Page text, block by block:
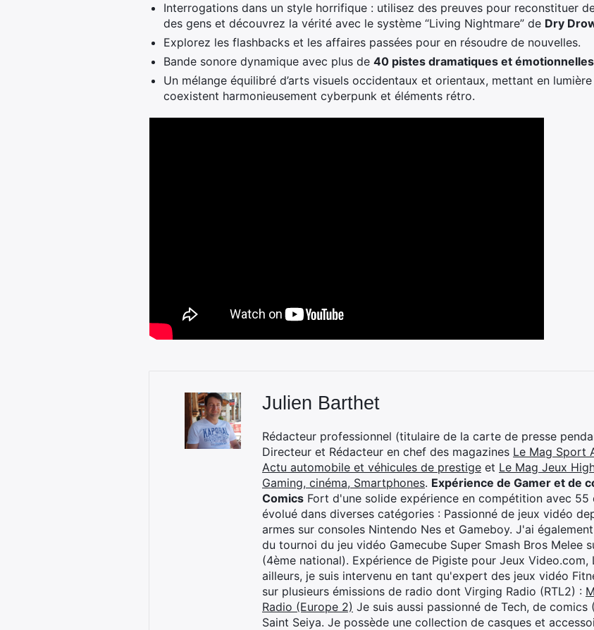
Interrogations dans un style horrifique : utilisez des preuves pour reconstituer
des gens et découvrez la vérité avec le système “Living Nightmare” de Dry
Explorez les flashbacks et les affaires passées pour en résoudre de nouvelles.
Bande sonore dynamique avec plus de 40 pistes dramatiques et émotionnelles
Un mélange équilibré d’arts visuels occidentaux et orientaux, mettant en
coexistent harmonieusement cyberpunk et éléments rétro.
Julien Barthet
Rédacteur professionnel (titulaire de la carte de presse
Directeur et Rédacteur en chef des magazines Le Mag Sport
Actu automobile et véhicules de prestige et Le Mag Jeux
Gaming, cinéma, Smartphones. Expérience de Gamer et de
Comics Fort d'une solide expérience en compétition avec 55
évolué dans diverses catégories : Passionné de jeux vidéo
armes sur consoles Nintendo Nes et Gameboy. J'ai
du tournoi du jeu vidéo Gamecube Super Smash Bros Melee
(4ème national). Expérience de Pigiste pour Jeux Video.com,
ailleurs, je suis intervenu en tant qu'expert des jeux vidéo
sur plusieurs émissions de radio dont Virging Radio (RTL2) :
Radio (Europe 2) Je suis aussi passionné de Tech, de
Saint Seiya. Je possède une collection de casques et